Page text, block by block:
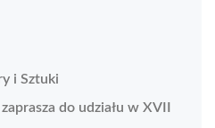
i Sztuki
do udziału w XVII